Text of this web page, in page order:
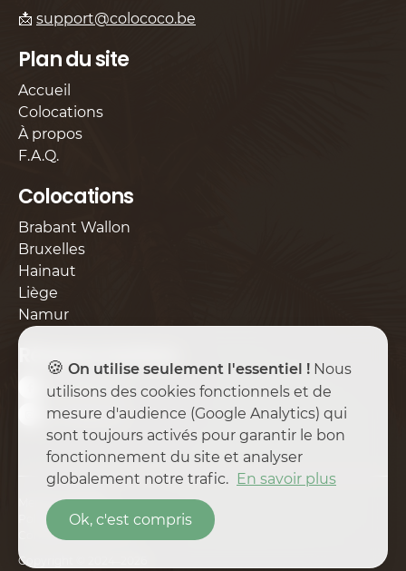
📩 support@colococo.be
Plan du site
Accueil
Colocations
À propos
F.A.Q.
Colocations
Brabant Wallon
Bruxelles
Hainaut
Liège
Namur
Réseaux sociaux
Facebook
Instagram
Mentions légales
Politique de confidentialité
Conditions générales
Copyright © 2024–2026
🍪 On utilise seulement l'essentiel ! Nous
utilisons des cookies fonctionnels et de
mesure d'audience (Google Analytics) qui
sont toujours activés pour garantir le bon
fonctionnement du site et analyser
globalement notre trafic. En savoir plus
Ok, c'est compris